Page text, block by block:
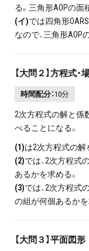
る。三角形AOPの面
(イ)では四角形
なので、三角形AOP
【大問２】方程式・
時間配分：10分
2次方程式の解と係
べることになる。
(1)は2次方程式の解
(2)では、2次方程式
あるかを求める。
(3)では、2次方程式
の組が何個あるかを
【大問３】平面図形